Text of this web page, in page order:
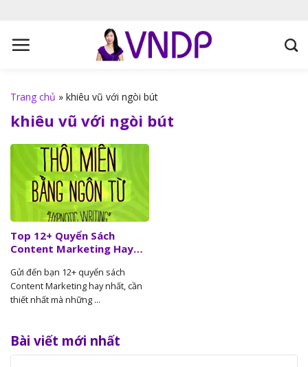
Trang chủ » khiêu vũ với ngòi bút
khiêu vũ với ngòi bút
Top 12+ Quyển Sách
Content Marketing Hay
Gửi đến bạn 12+ quyển sách
Content Marketing hay nhất, cần
thiết nhất mà những ...
Bài viết mới nhất